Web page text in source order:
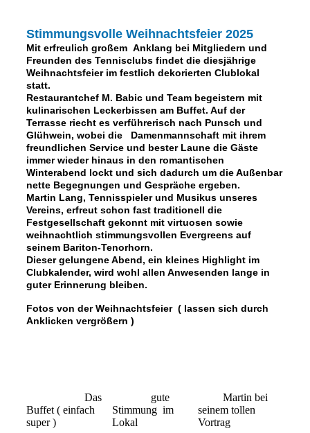
Stimmungsvolle Weihnachtsfeier 2025
Mit erfreulich großem Anklang bei Mitgliedern und
Freunden des Tennisclubs findet die diesjährige
Weihnachtsfeier im festlich dekorierten Clublokal
statt.
Restaurantchef M. Babic und Team begeistern mit
kulinarischen Leckerbissen am Buffet. Auf der
Terrasse riecht es verführerisch nach Punsch und
Glühwein, wobei die Damenmannschaft mit ihrem
freundlichen Service und bester Laune die Gäste
immer wieder hinaus in den romantischen
Winterabend lockt und sich dadurch um die Außenbar
nette Begegnungen und Gespräche ergeben.
Martin Lang, Tennisspieler und Musikus unseres
Vereins, erfreut schon fast traditionell die
Festgesellschaft gekonnt mit virtuosen sowie
weihnachtlich stimmungsvollen Evergreens auf
seinem Bariton-Tenorhorn.
Dieser gelungene Abend, ein kleines Highlight im
Clubkalender, wird wohl allen Anwesenden lange in
guter Erinnerung bleiben.
Fotos von der Weihnachtsfeier ( lassen sich durch
Anklicken vergrößern )
Das
Buffet ( einfach
super )
gute
Stimmung im
Lokal
Martin bei
seinem tollen
Vortrag